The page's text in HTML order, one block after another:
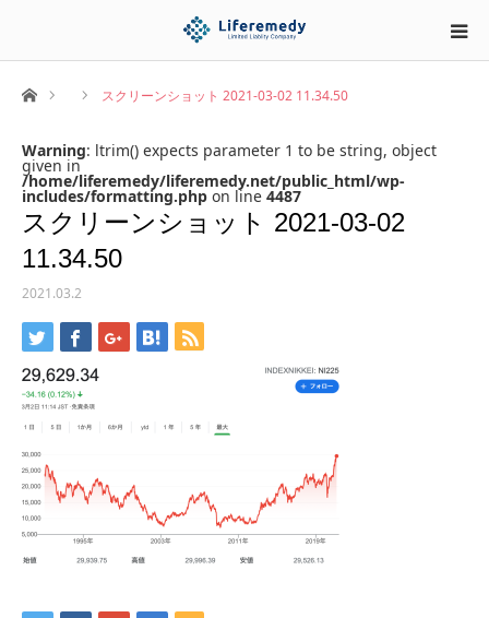
ホーム スクリーンショット 2021-03-02 11.34.50
Warning: ltrim() expects parameter 1 to be string, object
given in
/home/liferemedy/liferemedy.net/public_html/wp-
includes/formatting.php on line 4487
スクリーンショット 2021-03-02
11.34.50
2021.03.2